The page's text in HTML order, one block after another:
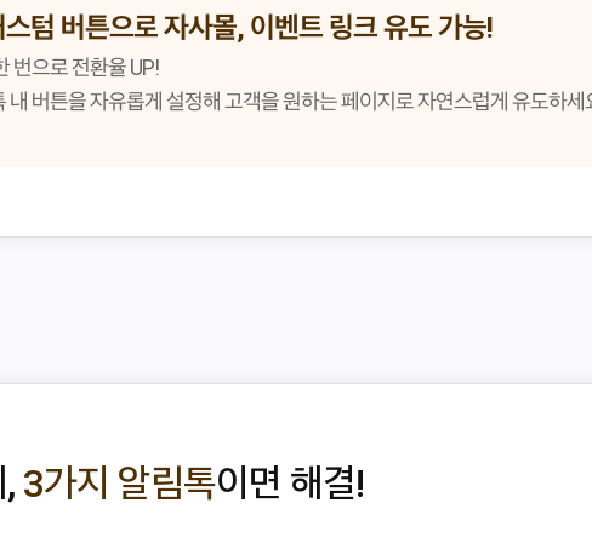
텀 버튼으로 자사몰, 이벤트 링크 유도 가능!
번으로 전환율 UP!
내 버튼을 자유롭게 설정해 고객을 원하는 페이지로 자연스럽게 유도하세
3가지 알림톡이면 해결!